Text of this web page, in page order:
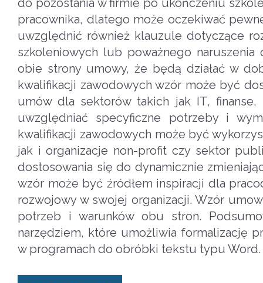
do pozostania w firmie po ukończeniu
pracownika, dlatego może oczekiwać
uwzględnić również klauzule dotyczące
szkoleniowych lub poważnego
obie strony umowy, że będą działać w
kwalifikacji zawodowych wzór może być
umów dla sektorów takich jak IT,
uwzględniać specyficzne potrzeby i
kwalifikacji zawodowych może być
jak i organizacje non-profit czy sektor
dostosowania się do dynamicznie
wzór może być źródłem inspiracji dla
rozwojowy w swojej organizacji. Wzór
potrzeb i warunków obu stron.
narzędziem, które umożliwia formalizację
w programach do obróbki tekstu typu Word.